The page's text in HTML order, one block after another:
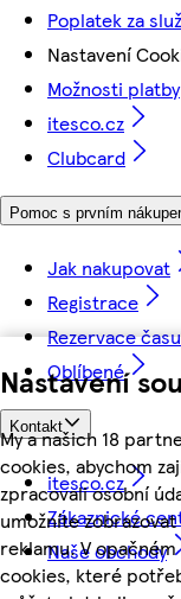
Nastavení
My a našich 18
cookies, abychom
zpracovali osobní
umožníte
reklamu. V
cookies, které
Poplatek za
Nastavení
Možnosti platby
itesco.cz
Clubcard
Pomoc s prvním
Jak nakupovat
Registrace
Rezervace času
Oblíbené
Kontakt
itesco.cz
Zákaznické
Naše obchody